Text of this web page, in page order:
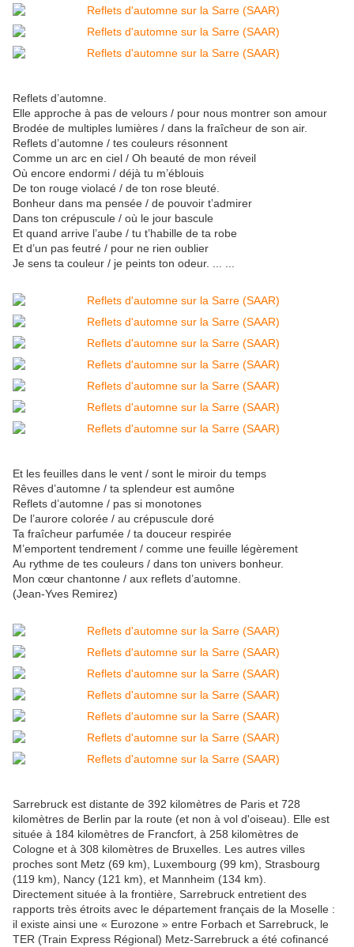
Reflets d’automne.
Elle approche à pas de velours / pour nous montrer son amour
Brodée de multiples lumières / dans la fraîcheur de son air.
Reflets d’automne / tes couleurs résonnent
Comme un arc en ciel / Oh beauté de mon réveil
Où encore endormi / déjà tu m’éblouis
De ton rouge violacé / de ton rose bleuté.
Bonheur dans ma pensée / de pouvoir t’admirer
Dans ton crépuscule / où le jour bascule
Et quand arrive l’aube / tu t’habille de ta robe
Et d’un pas feutré / pour ne rien oublier
Je sens ta couleur / je peints ton odeur. ... ...
Et les feuilles dans le vent / sont le miroir du temps
Rêves d’automne / ta splendeur est aumône
Reflets d’automne / pas si monotones
De l’aurore colorée / au crépuscule doré
Ta fraîcheur parfumée / ta douceur respirée
M’emportent tendrement / comme une feuille légèrement
Au rythme de tes couleurs / dans ton univers bonheur.
Mon cœur chantonne / aux reflets d’automne.
(Jean-Yves Remirez)
Sarrebruck est distante de 392 kilomètres de Paris et 728
kilomètres de Berlin par la route (et non à vol d'oiseau). Elle est
située à 184 kilomètres de Francfort, à 258 kilomètres de
Cologne et à 308 kilomètres de Bruxelles. Les autres villes
proches sont Metz (69 km), Luxembourg (99 km), Strasbourg
(119 km), Nancy (121 km), et Mannheim (134 km).
Directement située à la frontière, Sarrebruck entretient des
rapports très étroits avec le département français de la Moselle :
il existe ainsi une « Eurozone » entre Forbach et Sarrebruck, le
TER (Train Express Régional) Metz-Sarrebruck a été cofinancé